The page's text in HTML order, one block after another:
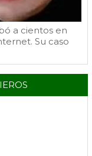
a cientos en
Su caso